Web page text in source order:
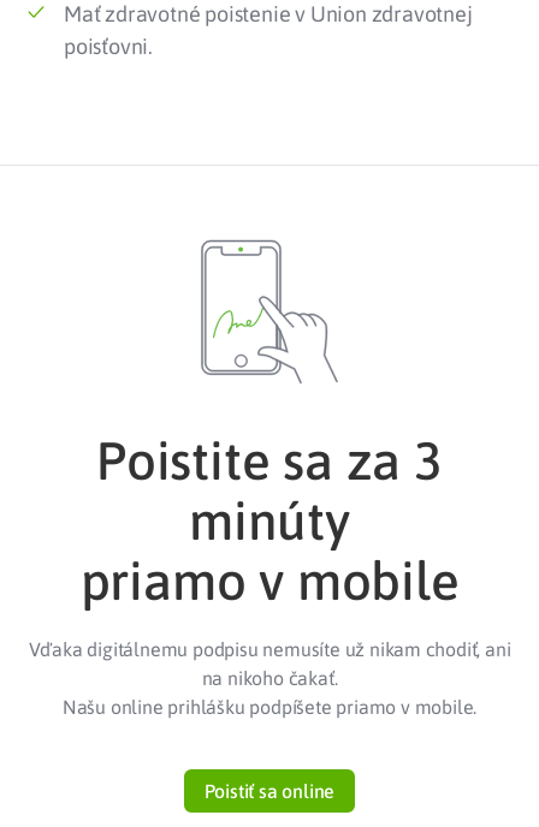
Mať zdravotné poistenie v Union zdravotnej
poisťovni.
Poistite sa za 3
minúty
priamo v mobile
Vďaka digitálnemu podpisu nemusíte už nikam chodiť, ani
na nikoho čakať.
Našu online prihlášku podpíšete priamo v mobile.
Poistiť sa online